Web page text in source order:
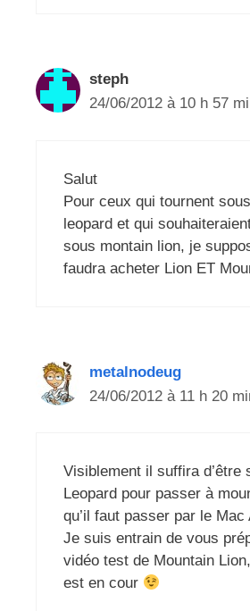
steph
24/06/2012 à 10 h 57
Salut
Pour ceux qui tournent
leopard et qui
sous montain lion, je
faudra acheter Lion ET
metalnodeug
24/06/2012 à 11 h 20
Visiblement il suffira d’être
Leopard pour passer à
qu’il faut passer par le Mac
Je suis entrain de vous
vidéo test de Mountain
est en cour